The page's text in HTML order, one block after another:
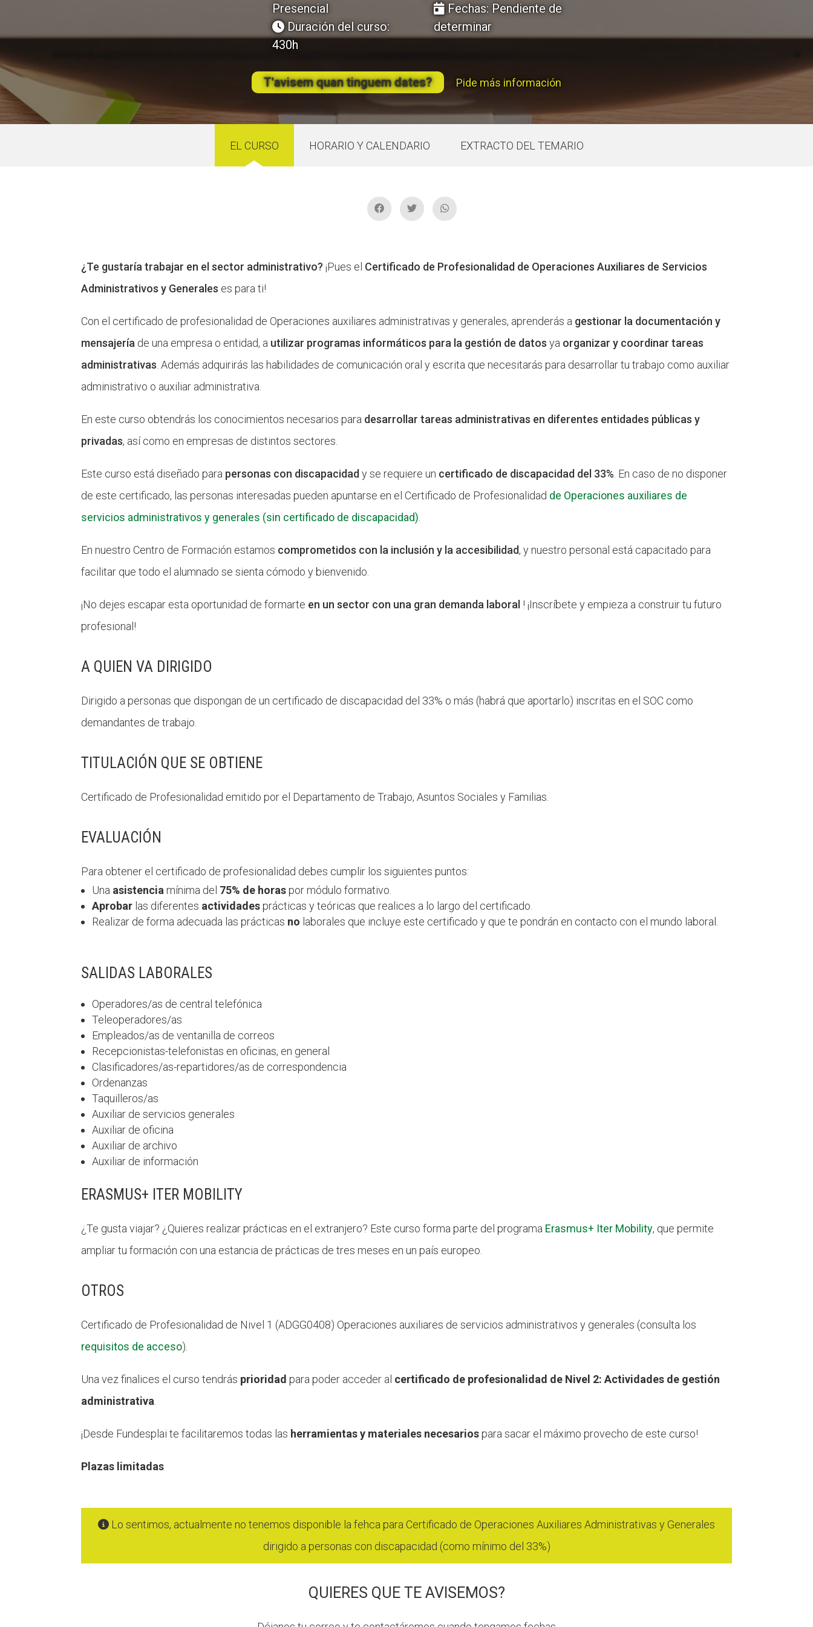
Presencial
Duración del curso:
430h
Fechas: Pendiente de
determinar
T'avisem quan tinguem dates? Pide más información
EL CURSO HORARIO Y CALENDARIO EXTRACTO DEL TEMARIO
¿Te gustaría trabajar en el sector administrativo? ¡Pues el Certificado de Profesionalidad de Operaciones Auxiliares de Servicios
Administrativos y Generales es para ti!
Con el certificado de profesionalidad de Operaciones auxiliares administrativas y generales, aprenderás a gestionar la documentación y
mensajería de una empresa o entidad, a utilizar programas informáticos para la gestión de datos ya organizar y coordinar tareas
administrativas . Además adquirirás las habilidades de comunicación oral y escrita que necesitarás para desarrollar tu trabajo como auxiliar
administrativo o auxiliar administrativa.
En este curso obtendrás los conocimientos necesarios para desarrollar tareas administrativas en diferentes entidades públicas y
privadas, así como en empresas de distintos sectores.
Este curso está diseñado para personas con discapacidad y se requiere un certificado de discapacidad del 33% . En caso de no disponer
de este certificado, las personas interesadas pueden apuntarse en el Certificado de Profesionalidad de Operaciones auxiliares de
servicios administrativos y generales (sin certificado de discapacidad)
En nuestro Centro de Formación estamos comprometidos con la inclusión y la accesibilidad, y nuestro personal está capacitado para
facilitar que todo el alumnado se sienta cómodo y bienvenido.
¡No dejes escapar esta oportunidad de formarte en un sector con una gran demanda laboral ! ¡Inscríbete y empieza a construir tu futuro
profesional!
A QUIEN VA DIRIGIDO
Dirigido a personas que dispongan de un certificado de discapacidad del 33% o más (habrá que aportarlo) inscritas en el SOC como
demandantes de trabajo.
TITULACIÓN QUE SE OBTIENE
Certificado de Profesionalidad emitido por el Departamento de Trabajo, Asuntos Sociales y Familias.
EVALUACIÓN
Para obtener el certificado de profesionalidad debes cumplir los siguientes puntos:
Una asistencia mínima del 75% de horas por módulo formativo.
Aprobar las diferentes actividades prácticas y teóricas que realices a lo largo del certificado.
Realizar de forma adecuada las prácticas no laborales que incluye este certificado y que te pondrán en contacto con el mundo laboral
SALIDAS LABORALES
Operadores/as de central telefónica
Teleoperadores/as
Empleados/as de ventanilla de correos
Recepcionistas-telefonistas en oficinas, en general
Clasificadores/as-repartidores/as de correspondencia
Ordenanzas
Taquilleros/as
Auxiliar de servicios generales
Auxiliar de oficina
Auxiliar de archivo
Auxiliar de información
ERASMUS+ ITER MOBILITY
¿Te gusta viajar? ¿Quieres realizar prácticas en el extranjero? Este curso forma parte del programa Erasmus+ Iter Mobility, que permite
ampliar tu formación con una estancia de prácticas de tres meses en un país europeo.
OTROS
Certificado de Profesionalidad de Nivel 1 (ADGG0408) Operaciones auxiliares de servicios administrativos y generales (consulta los
requisitos de acceso).
Una vez finalices el curso tendrás prioridad para poder acceder al certificado de profesionalidad de Nivel 2: Actividades de gestión
administrativa
¡Desde Fundesplai te facilitaremos todas las herramientas y materiales necesarios para sacar el máximo provecho de este curso!
Plazas limitadas
Lo sentimos, actualmente no tenemos disponible la fehca para Certificado de Operaciones Auxiliares Administrativas y Generales
dirigido a personas con discapacidad (como mínimo del 33%)
QUIERES QUE TE AVISEMOS?